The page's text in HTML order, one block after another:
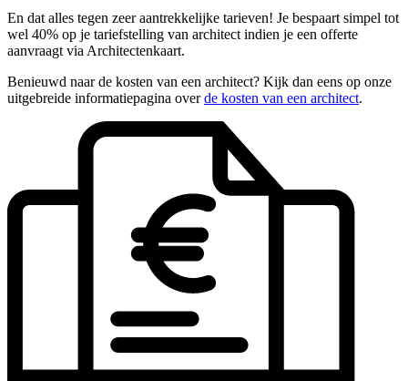
En dat alles tegen zeer aantrekkelijke tarieven! Je bespaart simpel tot
wel 40% op je tariefstelling van architect indien je een offerte
aanvraagt via Architectenkaart.
Benieuwd naar de kosten van een architect? Kijk dan eens op onze
uitgebreide informatiepagina overde kosten van een architect.